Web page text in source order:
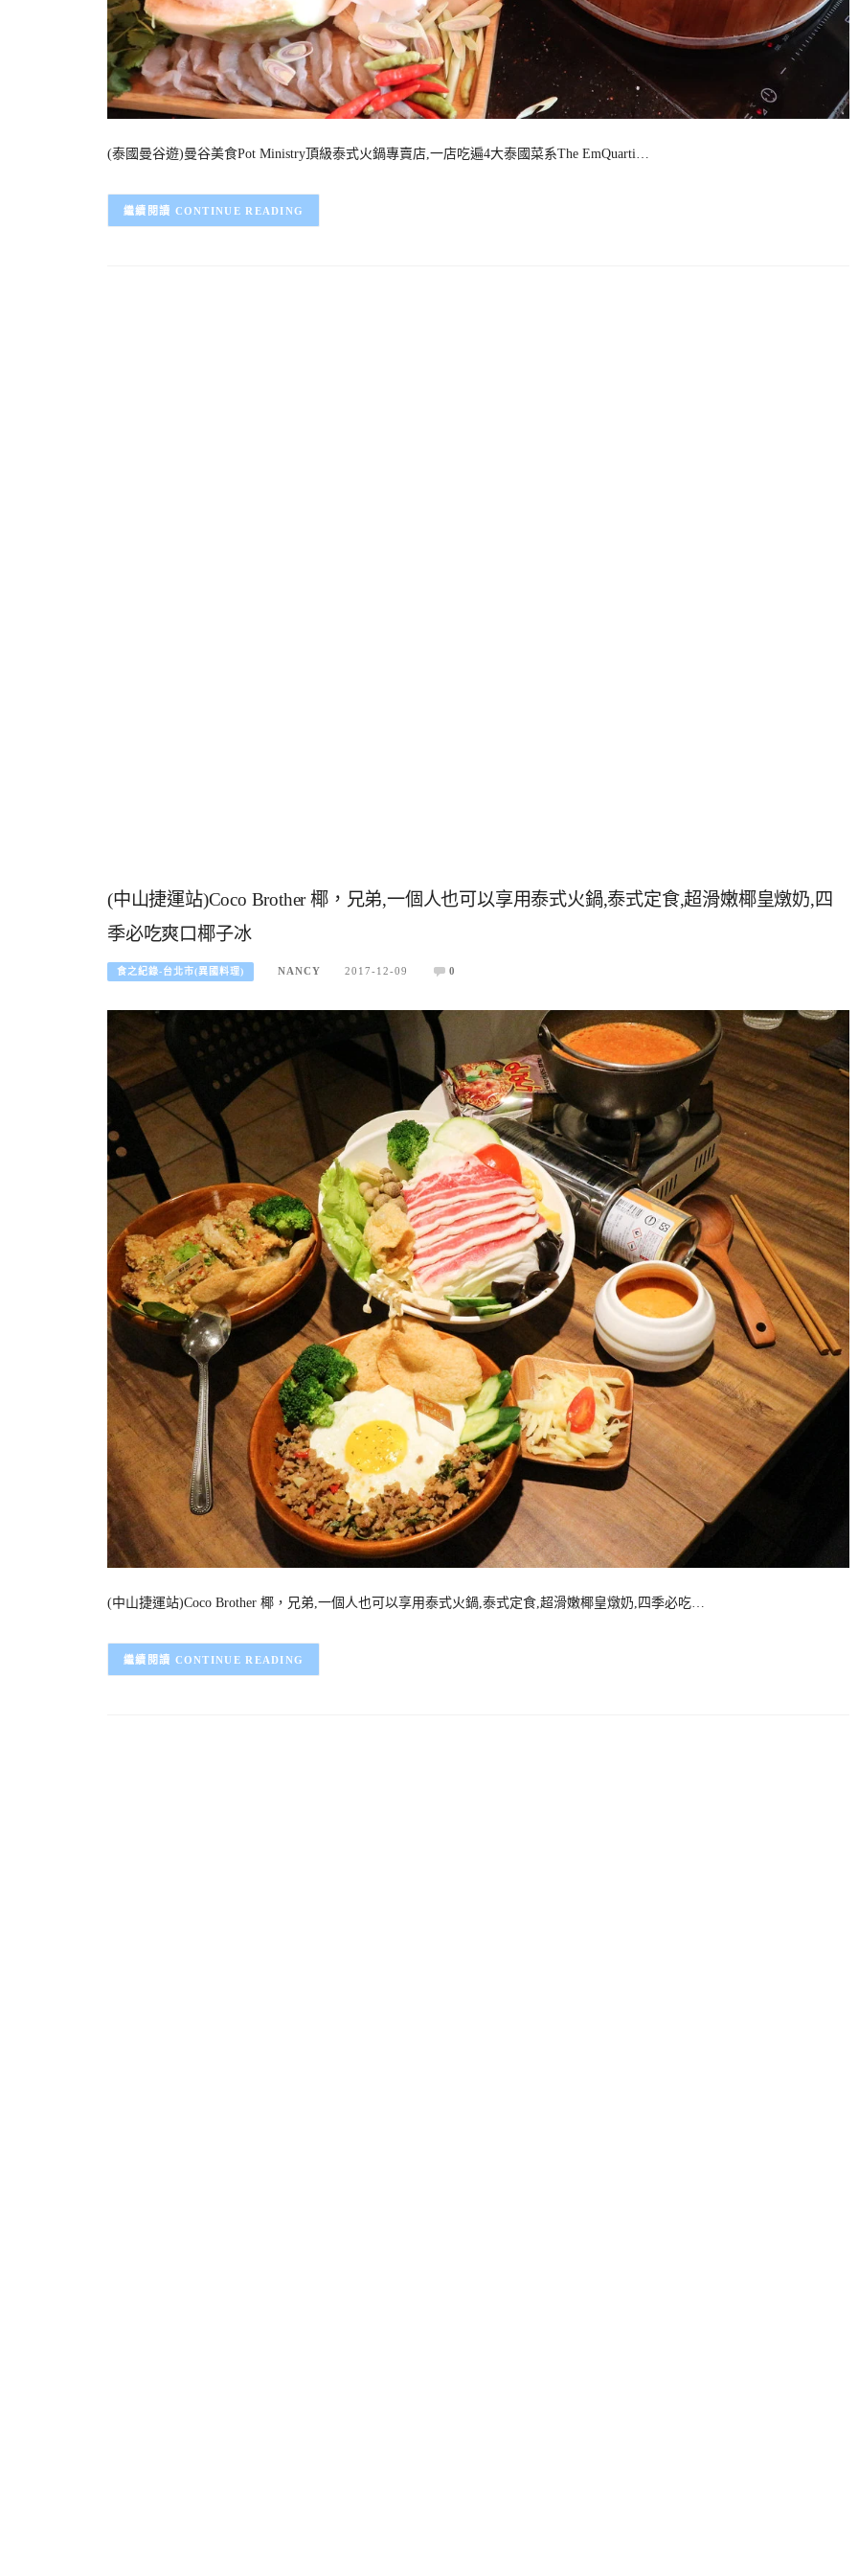
(泰國曼谷遊)曼谷美食Pot Ministry頂級泰式火鍋專賣店,一店吃遍4大泰國菜系The EmQuarti…
CONTINUE READING
(中山捷運站)Coco Brother 椰，兄弟,一個人也可以享用泰式火鍋,泰式定食,超滑嫩椰皇燉奶,四
季必吃爽口椰子冰
食之紀錄-台北市(異國料理) NANCY 2017-12-09 0
(中山捷運站)Coco Brother 椰，兄弟,一個人也可以享用泰式火鍋,泰式定食,超滑嫩椰皇燉奶,四季必吃…
CONTINUE READING